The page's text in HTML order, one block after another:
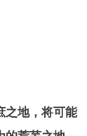
之地，将可能